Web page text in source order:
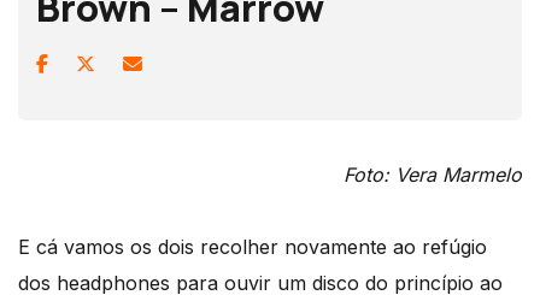
Foto: Vera Marmelo
E cá vamos os dois recolher novamente ao refúgio
dos headphones para ouvir um disco do princípio ao